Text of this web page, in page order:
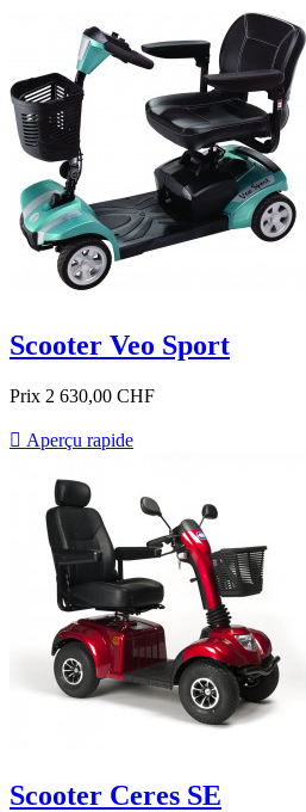
Scooter Veo Sport
Prix 2 630,00 CHF
 Aperçu rapide
Scooter Ceres SE